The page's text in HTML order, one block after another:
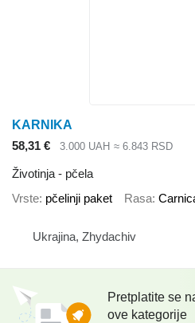
KARNIKA
58,31 €
3.000 UAH ≈ 6.843 RSD
Životinja - pčela
Vrste pčelinji paket Rasa
Ukrajina, Zhydachiv
Pretplatite se
ove kategorije